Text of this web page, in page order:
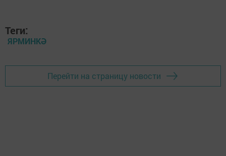
Теги:
ЯРМИНКӘ
Перейти на страницу новости